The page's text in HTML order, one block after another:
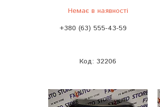
Немає в наявності
+380 (63) 555-43-59
32206